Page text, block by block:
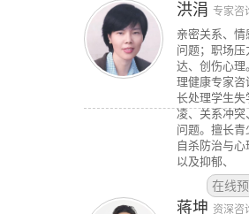
洪涓 专家咨
亲密关系、情
问题；职场压
达、创伤心理
理健康专家咨
长处理学生失
凌、关系冲
问题。擅长青
自杀防治与心
以及抑郁、
在线
蒋坤 资深咨